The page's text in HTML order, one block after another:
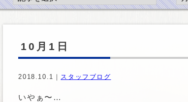
10月1日
2018.10.1｜ スタッフブログ
いやぁ〜…